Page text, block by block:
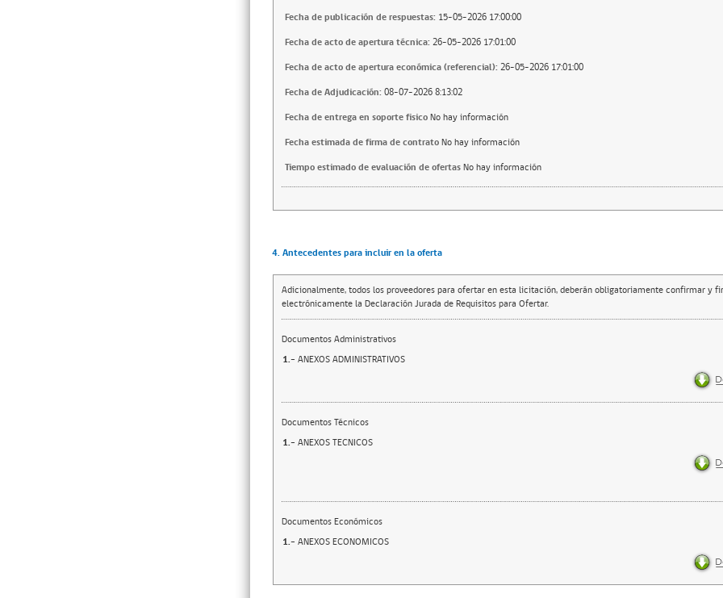
Fecha de publicación de respuestas: 15-05-2026 17:00:00
Fecha de acto de apertura técnica: 26-05-2026 17:01:00
Fecha de acto de apertura económica (referencial): 26-05-2026 17:01:00
Fecha de Adjudicación: 08-07-2026 8:13:02
Fecha de entrega en soporte fisicoNo hay información
Fecha estimada de firma de contratoNo hay información
Tiempo estimado de evaluación de ofertasNo hay información
4. Antecedentes para incluir en la oferta
Adicionalmente, todos los proveedores para ofertar en esta licitación, deberán obligatoriamente confirmar y
electrónicamente la Declaración Jurada de Requisitos para Ofertar.
Documentos Administrativos
1.- ANEXOS ADMINISTRATIVOS
Documentos Técnicos
1.- ANEXOS TECNICOS
Documentos Económicos
1.- ANEXOS ECONOMICOS